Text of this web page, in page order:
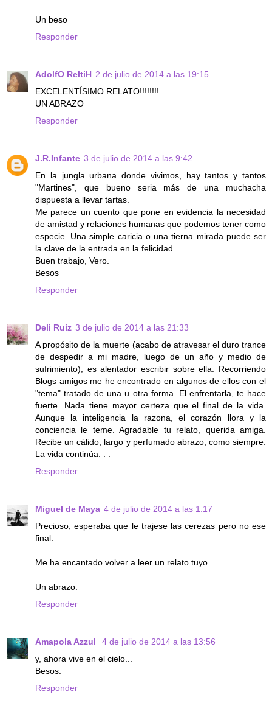
Un beso
Responder
AdolfO ReltiH 2 de julio de 2014 a las 19:15
EXCELENTÍSIMO RELATO!!!!!!!!
UN ABRAZO
Responder
J.R.Infante 3 de julio de 2014 a las 9:42
En la jungla urbana donde vivimos, hay tantos y tantos
"Martines", que bueno seria más de una muchacha
dispuesta a llevar tartas.
Me parece un cuento que pone en evidencia la necesidad
de amistad y relaciones humanas que podemos tener como
especie. Una simple caricia o una tierna mirada puede ser
la clave de la entrada en la felicidad.
Buen trabajo, Vero.
Besos
Responder
Deli Ruiz 3 de julio de 2014 a las 21:33
A propósito de la muerte (acabo de atravesar el duro trance
de despedir a mi madre, luego de un año y medio de
sufrimiento), es alentador escribir sobre ella. Recorriendo
Blogs amigos me he encontrado en algunos de ellos con el
"tema" tratado de una u otra forma. El enfrentarla, te hace
fuerte. Nada tiene mayor certeza que el final de la vida.
Aunque la inteligencia la razona, el corazón llora y la
conciencia le teme. Agradable tu relato, querida amiga.
Recibe un cálido, largo y perfumado abrazo, como siempre.
La vida continúa. . .
Responder
Miguel de Maya 4 de julio de 2014 a las 1:17
Precioso, esperaba que le trajese las cerezas pero no ese
final.
Me ha encantado volver a leer un relato tuyo.
Un abrazo.
Responder
Amapola Azzul
4 de julio de 2014 a las 13:56
y, ahora vive en el cielo...
Besos.
Responder